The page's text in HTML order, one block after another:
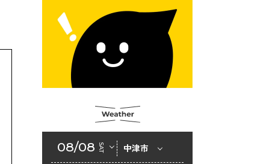
ェルターの指定
2026年6月10日 令和８年経済
センサス-活動調査
2026年6月9日 令和８年第３
回定例会「一般質問一覧表」
2026年6月5日 新婚世帯の家
2026年6月2日 戸籍に氏名の
振り仮名が記載されます
08/08 SAT 中津市